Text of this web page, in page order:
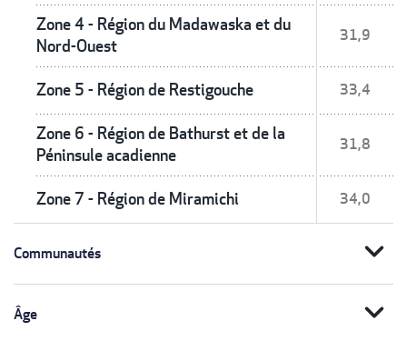
Zone 4 - Région du Madawaska et du
Nord-Ouest
31,9
Zone 5 - Région de Restigouche 33,4
Zone 6 - Région de Bathurst et de la
Péninsule acadienne
31,8
Zone 7 - Région de Miramichi 34,0
Communautés expand_more
Âge expand_more